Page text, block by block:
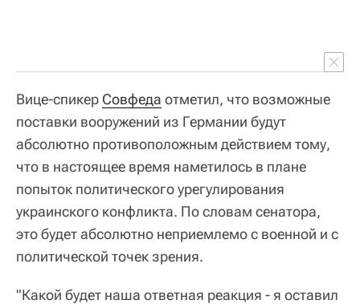
Вице-спикер Совфеда отметил, что возможные
поставки вооружений из Германии будут
абсолютно противоположным действием тому,
что в настоящее время наметилось в плане
попыток политического урегулирования
украинского конфликта. По словам сенатора,
это будет абсолютно неприемлемо с военной и с
политической точек зрения.
"Какой будет наша ответная реакция - я оставил